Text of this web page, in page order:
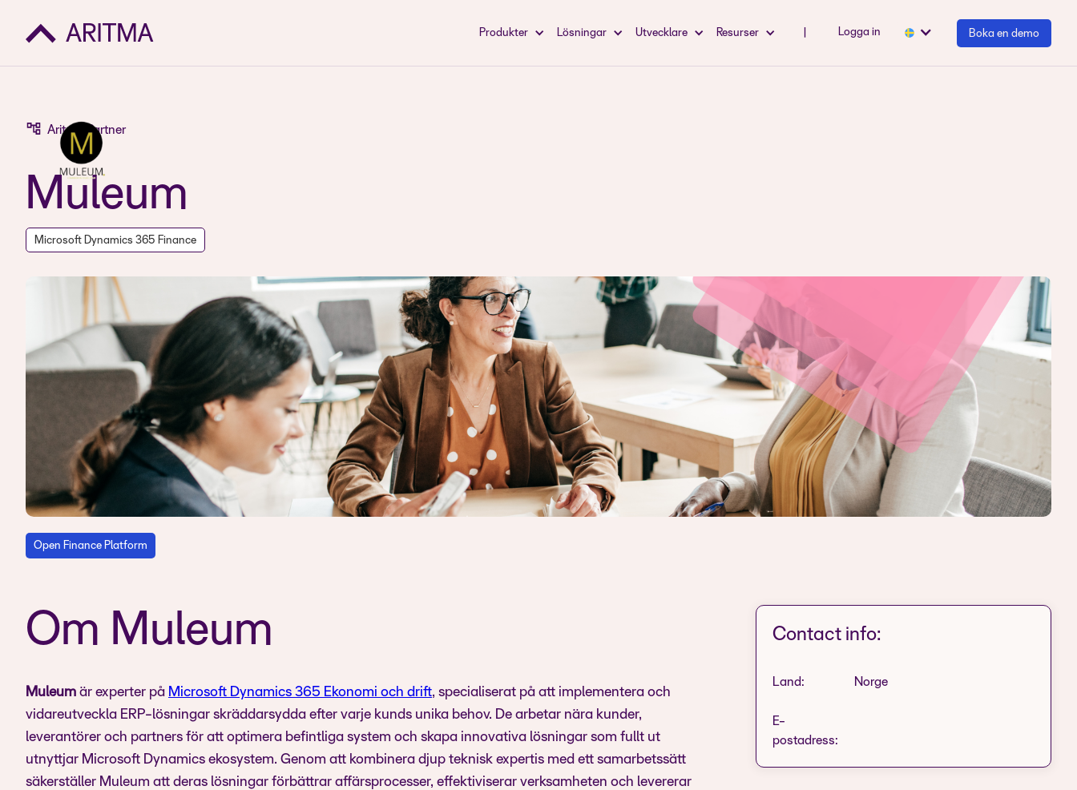
Produkter Lösningar Utvecklare Resurser Logga in Boka en demo
Aritma Partner
Muleum
Microsoft Dynamics 365 Finance
Open Finance Platform
Om Muleum
Muleum är experter på Microsoft Dynamics 365 Ekonomi och drift, specialiserat på att implementera och
vidareutveckla ERP-lösningar skräddarsydda efter varje kunds unika behov. De arbetar nära kunder,
leverantörer och partners för att optimera befintliga system och skapa innovativa lösningar som fullt ut
utnyttjar Microsoft Dynamics ekosystem. Genom att kombinera djup teknisk expertis med ett samarbetssätt
säkerställer Muleum att deras lösningar förbättrar affärsprocesser, effektiviserar verksamheten och levererar
Contact info:
Land: Norge
E-
postadress: